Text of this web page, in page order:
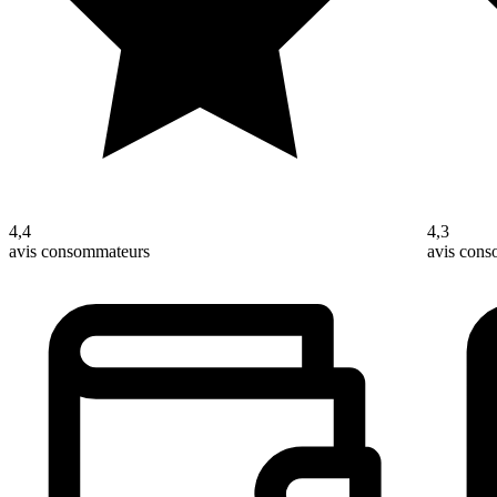
4,4
avis consommateurs
4,3
avis